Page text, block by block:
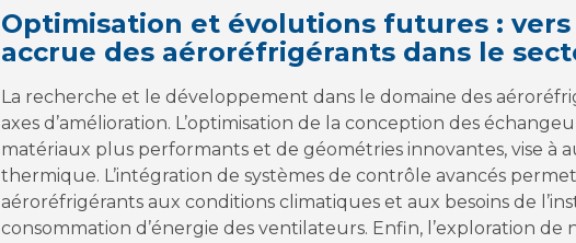
Optimisation et évolutions futures :
accrue des aéroréfrigérants dans le
La recherche et le développement dans le domaine des
axes d’amélioration. L’optimisation de la conception des
matériaux plus performants et de géométries innovantes, vise à
thermique. L’intégration de systèmes de contrôle avancés
aéroréfrigérants aux conditions climatiques et aux besoins de
consommation d’énergie des ventilateurs. Enfin, l’exploration